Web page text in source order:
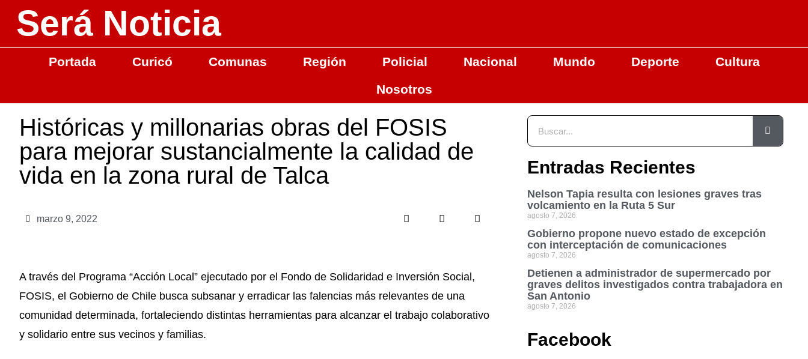
Será Noticia
Portada Curicó Comunas Región Policial Nacional Mundo Deporte
Cultura
Nosotros
Históricas y millonarias obras del FOSIS
para mejorar sustancialmente la calidad de
vida en la zona rural de Talca
marzo 9, 2022
A través del Programa “Acción Local” ejecutado por el Fondo de Solidaridad e Inversión Social,
FOSIS, el Gobierno de Chile busca subsanar y erradicar las falencias más relevantes de una
comunidad determinada, fortaleciendo distintas herramientas para alcanzar el trabajo colaborativo
y solidario entre sus vecinos y familias.
Entradas Recientes
Nelson Tapia resulta con lesiones graves tras
volcamiento en la Ruta 5 Sur
agosto 7, 2026
Gobierno propone nuevo estado de excepción
con interceptación de comunicaciones
agosto 7, 2026
Detienen a administrador de supermercado por
graves delitos investigados contra trabajadora en
San Antonio
agosto 7, 2026
Facebook